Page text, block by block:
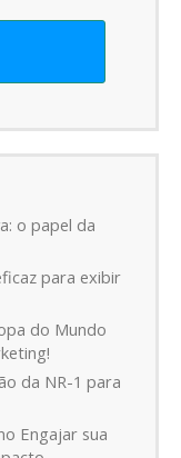
o papel da
para exibir
do Mundo
da NR-1 para
Engajar sua